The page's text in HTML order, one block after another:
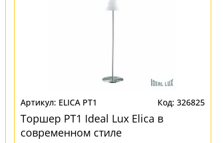
ELICA PT1 326825
Торшер PT1 Ideal Lux Elica в
современном стиле